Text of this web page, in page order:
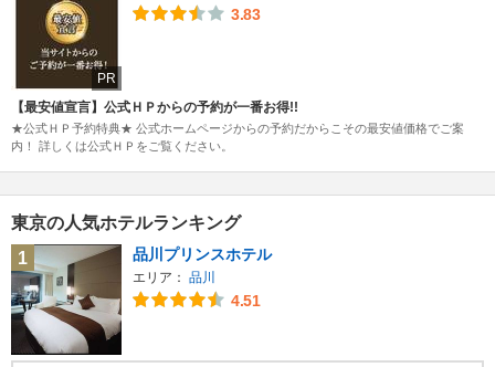
PR
3.83
【最安値宣言】公式ＨＰからの予約が一番お得!!
★公式ＨＰ予約特典★ 公式ホームページからの予約だからこその最安値価格でご案
内！ 詳しくは公式ＨＰをご覧ください。
東京の人気ホテルランキング
1
品川プリンスホテル
エリア： 品川
4.51